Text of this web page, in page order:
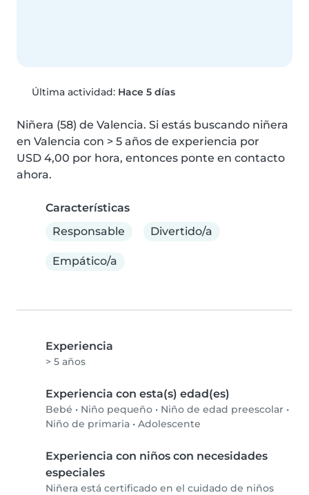
Última actividad: Hace 5 días
Niñera (58) de Valencia. Si estás buscando niñera
en Valencia con > 5 años de experiencia por
USD 4,00 por hora, entonces ponte en contacto
ahora.
Características
Responsable
Divertido/a
Empático/a
Experiencia
> 5 años
Experiencia con esta(s) edad(es)
Bebé • Niño pequeño • Niño de edad preescolar •
Niño de primaria • Adolescente
Experiencia con niños con necesidades
especiales
Niñera está certificado en el cuidado de niños